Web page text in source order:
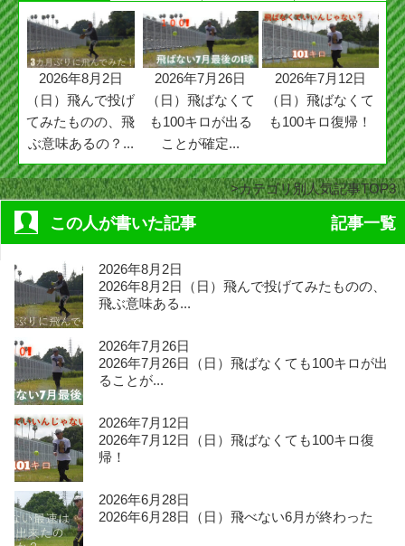
2026年8月2日
（日）飛んで投げ
てみたものの、飛
ぶ意味あるの？...
2026年7月26日
（日）飛ばなくて
も100キロが出る
ことが確定...
2026年7月12日
（日）飛ばなくて
も100キロ復帰！
カテゴリ別人気記事TOP3
この人が書いた記事 記事一覧
2026年8月2日
2026年8月2日（日）飛んで投げてみたものの、
飛ぶ意味ある...
2026年7月26日
2026年7月26日（日）飛ばなくても100キロが出
ることが...
2026年7月12日
2026年7月12日（日）飛ばなくても100キロ復
帰！
2026年6月28日
2026年6月28日（日）飛べない6月が終わった